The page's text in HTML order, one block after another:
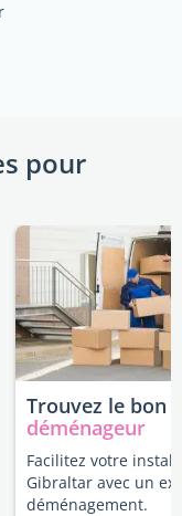
pour
Trouvez le bon
déménageur
Facilitez votre
Gibraltar avec un
déménagement.